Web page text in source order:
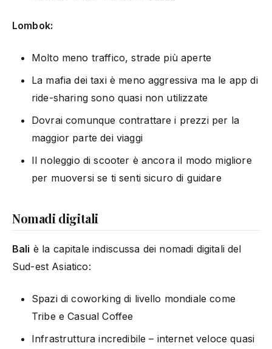
Lombok:
Molto meno traffico, strade più aperte
La mafia dei taxi è meno aggressiva ma le app di
ride-sharing sono quasi non utilizzate
Dovrai comunque contrattare i prezzi per la
maggior parte dei viaggi
Il noleggio di scooter è ancora il modo migliore
per muoversi se ti senti sicuro di guidare
Nomadi digitali
Bali è la capitale indiscussa dei nomadi digitali del
Sud-est Asiatico:
Spazi di coworking di livello mondiale come
Tribe e Casual Coffee
Infrastruttura incredibile – internet veloce quasi